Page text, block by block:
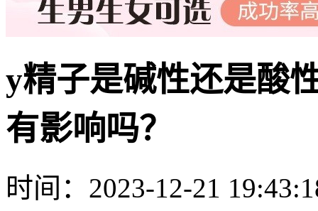
y精子是碱性还是酸
有影响吗？
时间：2023-12-21